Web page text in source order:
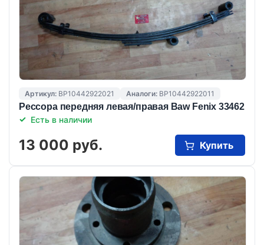
Артикул: BP10442922021 Аналоги: BP10442922011
Рессора передняя левая/правая Baw Fenix 33462
Есть в наличии
13 000 руб. Купить